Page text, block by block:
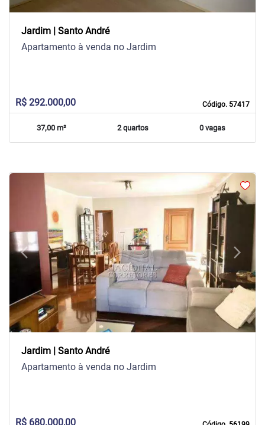
Jardim | Santo André
Código. 57417
Apartamento à venda no Jardim
R$ 292.000,00
37,00 m² 2 quartos 0 vagas
arrow_back_iosPrevious arrow_forward_iosNext
Jardim | Santo André
Apartamento à venda no Jardim
R$ 680.000,00